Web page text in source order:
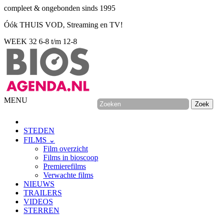
compleet & ongebonden sinds 1995
Óók THUIS VOD, Streaming en TV!
WEEK 32 6-8 t/m 12-8
MENU
STEDEN
FILMS ⌄
Film overzicht
Films in bioscoop
Premierefilms
Verwachte films
NIEUWS
TRAILERS
VIDEOS
STERREN